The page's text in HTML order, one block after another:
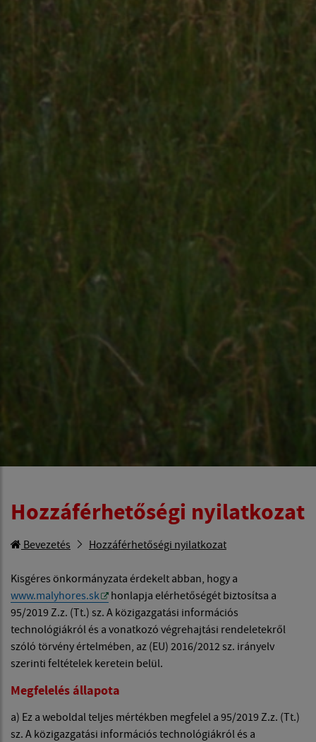
Hozzáférhetőségi nyilatkozat
Bevezetés Hozzáférhetőségi nyilatkozat
Kisgéres önkormányzata érdekelt abban, hogy a
www.malyhores.sk
honlapja elérhetőségét biztosítsa a
95/2019 Z.z. (Tt.) sz. A közigazgatási információs
technológiákról és a vonatkozó végrehajtási rendeletekről
szóló törvény értelmében, az (EU) 2016/2012 sz. irányelv
szerinti feltételek keretein belül.
Megfelelés állapota
a) Ez a weboldal teljes mértékben megfelel a 95/2019 Z.z. (Tt.)
sz. A közigazgatási információs technológiákról és a